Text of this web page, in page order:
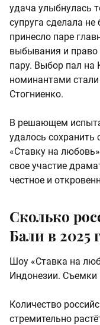
удача улыбнулась
супруга сделала
принесло паре
выбывания и
пару. Выбор пал на
номинантами
Стогниенко.
В решающем
удалось сохранить
«Ставку на
свое участие
честное и
Сколько
Бали в 2025
Шоу «Ставка на
Индонезии. Съемки
Количество
стремительно